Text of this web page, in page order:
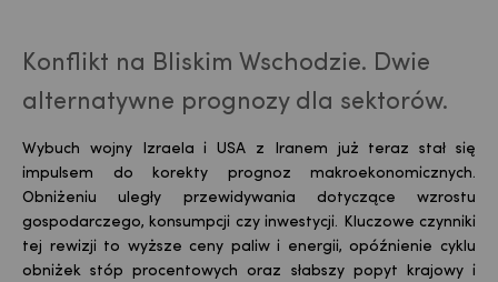
Konflikt na Bliskim Wschodzie. Dwie
alternatywne prognozy dla sektorów.
Wybuch wojny Izraela i USA z Iranem już teraz stał się
impulsem do korekty prognoz makroekonomicznych.
Obniżeniu uległy przewidywania dotyczące wzrostu
gospodarczego, konsumpcji czy inwestycji. Kluczowe czynniki
tej rewizji to wyższe ceny paliw i energii, opóźnienie cyklu
obniżek stóp procentowych oraz słabszy popyt krajowy i